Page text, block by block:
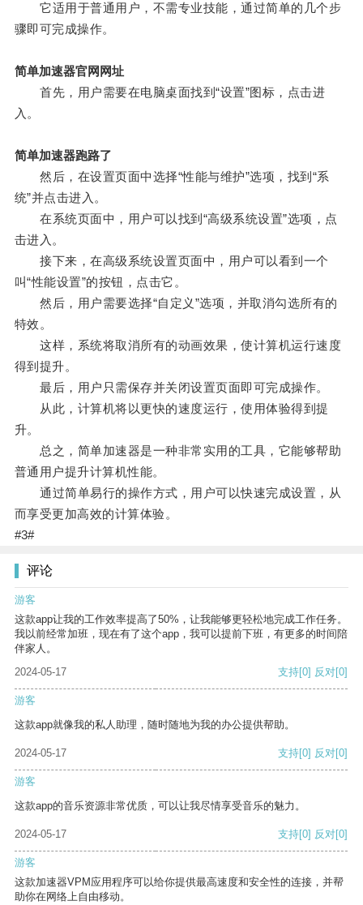
它适用于普通用户，不需专业技能，通过简单的几个步
骤即可完成操作。
简单加速器官网网址
首先，用户需要在电脑桌面找到“设置”图标，点击进
入。
简单加速器跑路了
然后，在设置页面中选择“性能与维护”选项，找到“系
统”并点击进入。
在系统页面中，用户可以找到“高级系统设置”选项，点
击进入。
接下来，在高级系统设置页面中，用户可以看到一个
叫“性能设置”的按钮，点击它。
然后，用户需要选择“自定义”选项，并取消勾选所有的
特效。
这样，系统将取消所有的动画效果，使计算机运行速度
得到提升。
最后，用户只需保存并关闭设置页面即可完成操作。
从此，计算机将以更快的速度运行，使用体验得到提
升。
总之，简单加速器是一种非常实用的工具，它能够帮助
普通用户提升计算机性能。
通过简单易行的操作方式，用户可以快速完成设置，从
而享受更加高效的计算体验。
#3#
评论
游客
这款app让我的工作效率提高了50%，让我能够更轻松地完成工作任务。
我以前经常加班，现在有了这个app，我可以提前下班，有更多的时间陪
伴家人。
2024-05-17
支持[0] 反对[0]
游客
这款app就像我的私人助理，随时随地为我的办公提供帮助。
2024-05-17 支持[0] 反对[0]
游客
这款app的音乐资源非常优质，可以让我尽情享受音乐的魅力。
2024-05-17 支持[0] 反对[0]
游客
这款加速器VPM应用程序可以给你提供最高速度和安全性的连接，并帮
助你在网络上自由移动。